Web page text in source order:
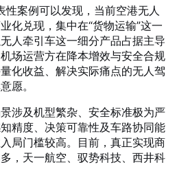
案例可以发现，当前空港无人
化兑现，集中在“货物运输”这一
人牵引车这一细分产品占据主导
场运营方在降本增效与安全合规
化收益、解决实际痛点的无人驾
愿。
涉及机型繁杂、安全标准极为严
精度、决策可靠性及车路协同能
局门槛较高。目前，真正实现商
，天一航空、驭势科技、西井科